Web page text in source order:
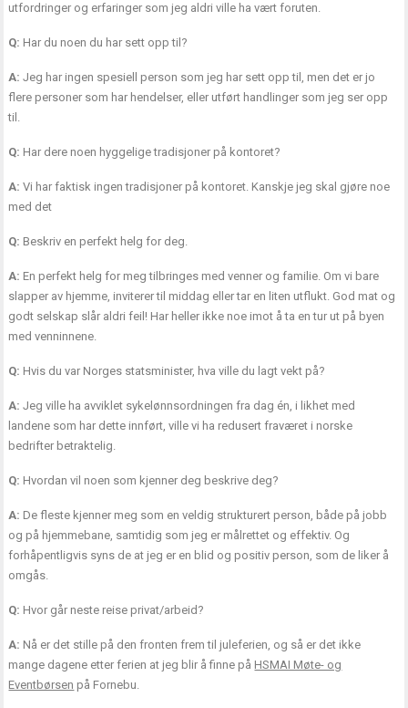
utfordringer og erfaringer som jeg aldri ville ha vært foruten.
Q: Har du noen du har sett opp til?
A: Jeg har ingen spesiell person som jeg har sett opp til, men det er jo
flere personer som har hendelser, eller utført handlinger som jeg ser opp
til.
Q: Har dere noen hyggelige tradisjoner på kontoret?
A: Vi har faktisk ingen tradisjoner på kontoret. Kanskje jeg skal gjøre noe
med det
Q: Beskriv en perfekt helg for deg.
A: En perfekt helg for meg tilbringes med venner og familie. Om vi bare
slapper av hjemme, inviterer til middag eller tar en liten utflukt. God mat og
godt selskap slår aldri feil! Har heller ikke noe imot å ta en tur ut på byen
med venninnene.
Q: Hvis du var Norges statsminister, hva ville du lagt vekt på?
A: Jeg ville ha avviklet sykelønnsordningen fra dag én, i likhet med
landene som har dette innført, ville vi ha redusert fraværet i norske
bedrifter betraktelig.
Q: Hvordan vil noen som kjenner deg beskrive deg?
A: De fleste kjenner meg som en veldig strukturert person, både på jobb
og på hjemmebane, samtidig som jeg er målrettet og effektiv. Og
forhåpentligvis syns de at jeg er en blid og positiv person, som de liker å
omgås.
Q: Hvor går neste reise privat/arbeid?
A: Nå er det stille på den fronten frem til juleferien, og så er det ikke
mange dagene etter ferien at jeg blir å finne på HSMAI Møte- og
Eventbørsen på Fornebu.